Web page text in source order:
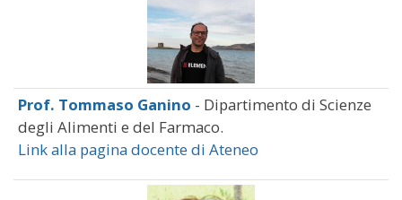
Prof. Tommaso Ganino - Dipartimento di Scienze
degli Alimenti e del Farmaco.
Link alla pagina docente di Ateneo